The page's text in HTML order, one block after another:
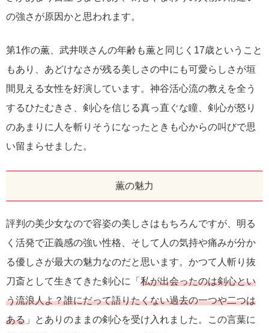
の強さが原因かと思われます。
第1作の薫、武井咲さんの年齢も薫と同じく17歳ということ
もあり、あどけなさが残る美しさの中にも可愛らしさが垣
間見える女性を好演しています。神谷活心流の教えを全う
するひたむきさ、剣心を信じる真っ直ぐな瞳、剣心が怒り
のあまりに人を斬りそうになったときも心からの叫びで思
い留まらせました。
薫の魅力
評判の美少女なので容姿の美しさはもちろんですが、明る
く活発で正義感の強い性格、そして人の気持や痛みが分か
る優しさが最大の魅力なのだと思います。かつて人斬り抜
刀斎として生きてきた剣心に「 私が出会ったのは剣心とい
う流浪人よ？誰にだって語りたくない過去の一つや二つは
ある 」とありのままの剣心を受け入れました。この言葉に